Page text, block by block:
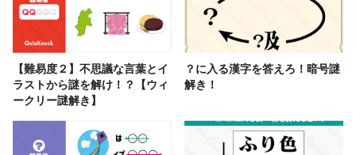
【難易度２】不思議な言葉とイ
ラストから謎を解け！？【ウィ
ークリー謎解き】
？に入る漢字を答えろ！暗号謎
解き！